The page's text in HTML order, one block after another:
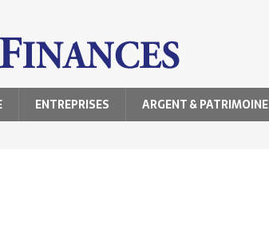
ENTREPRISES ARGENT & PATRIMOINE